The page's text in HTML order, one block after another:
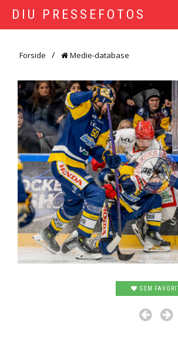
DIU PRESSEFOTOS
Forside Medie-database
GEM FAVORIT